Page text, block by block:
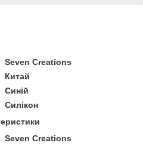
Seven Creations
Китай
Синій
Силікон
Seven Creations